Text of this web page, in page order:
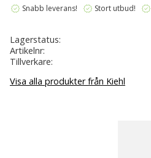
verified Snabb leverans! verified Stort utbud! verified
Lagerstatus
Artikelnr
Tillverkare
Visa alla produkter från Kiehl